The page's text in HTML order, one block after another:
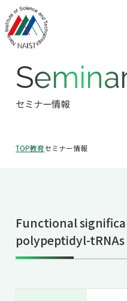
奈良
領域の概要・特
領域賞の紹介
研究室一覧
教員一覧
教育TOP
研究室への配属
キャリア
就職実績
セミナー情報
TOP教育セミナー情報
Functional
polypeptidyl-tRNAs